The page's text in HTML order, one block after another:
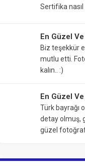
Sertifika
En Güzel
Biz teşekkür
mutlu etti.
kalın.. :)
En Güzel
Türk bayrağı
detay olmuş,
güzel